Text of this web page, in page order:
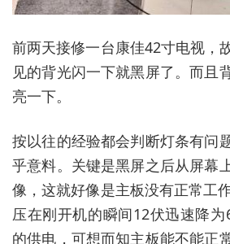
前两天接修一台康佳42寸电视，
见的背光闪一下就黑屏了。而且
亮一下。
按以往的经验都会判断灯条有问
乎意料。关键是黑屏之后从屏幕
像，这就好像是主板没有正常工
压在刚开机的瞬间12伏迅速降
的供电，可想而知主板能不能正